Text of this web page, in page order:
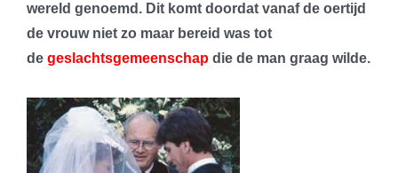
wereld genoemd. Dit komt doordat vanaf de oertijd
de vrouw niet zo maar bereid was tot
de geslachtsgemeenschap die de man graag wilde.